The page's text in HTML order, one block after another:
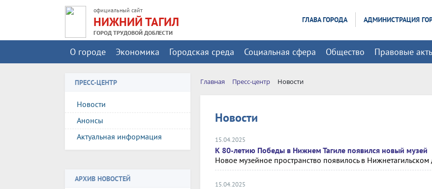
официальный сайт
НИЖНИЙ ТАГИЛ
ГОРОД ТРУДОВОЙ ДОБЛЕСТИ
ГЛАВА ГОРОДА АДМИНИСТРАЦИЯ
О городе Экономика Городская среда Социальная сфера Общество Правовые
ПРЕСС-ЦЕНТР
Новости
Анонсы
Актуальная информация
АРХИВ НОВОСТЕЙ
Главная Пресс-центр Новости
Новости
15.04.2025
К 80-летию Победы в Нижнем Тагиле появился новый музей
Новое музейное пространство появилось в
15.04.2025